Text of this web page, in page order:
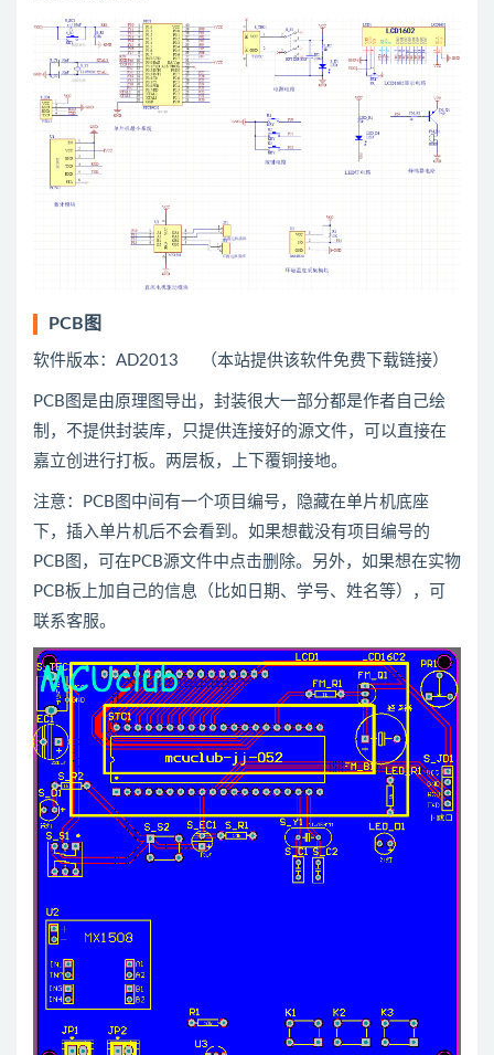
PCB图
软件版本：AD2013 （本站提供该软件免费下载链接）
PCB图是由原理图导出，封装很大一部分都是作者自己绘
制，不提供封装库，只提供连接好的源文件，可以直接在
嘉立创进行打板。两层板，上下覆铜接地。
注意：PCB图中间有一个项目编号，隐藏在单片机底座
下，插入单片机后不会看到。如果想截没有项目编号的
PCB图，可在PCB源文件中点击删除。另外，如果想在实物
PCB板上加自己的信息（比如日期、学号、姓名等），可
联系客服。